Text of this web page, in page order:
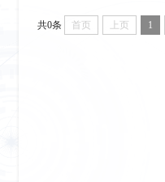
共0条 首页 上页 1